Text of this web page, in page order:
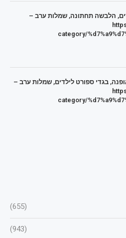
הלבשה תחתונה, שמלות ערב –
category/
בגדי ספורט לילדים, שמלות ערב –
category/
(655)
(943)